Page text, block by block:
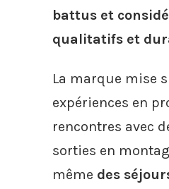
battus et
qualitatifs et
La marque mise
expériences en
rencontres avec
sorties en
même des